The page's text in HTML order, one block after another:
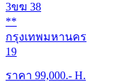
3ขฆ 38
**
กรุงเทพมหานคร
19
ราคา 99,000.- H.